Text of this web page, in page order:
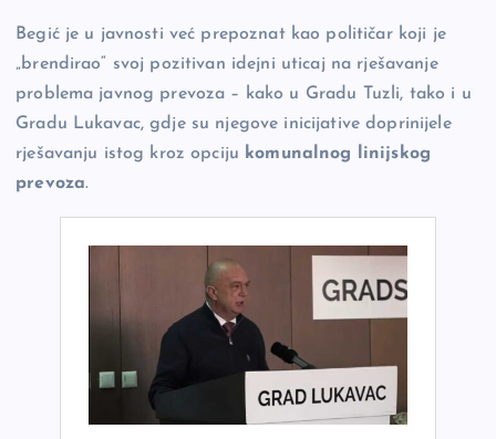
Begić je u javnosti već prepoznat kao političar koji je
„brendirao“ svoj pozitivan idejni uticaj na rješavanje
problema javnog prevoza – kako u Gradu Tuzli, tako i u
Gradu Lukavac, gdje su njegove inicijative doprinijele
rješavanju istog kroz opciju komunalnog linijskog
prevoza.